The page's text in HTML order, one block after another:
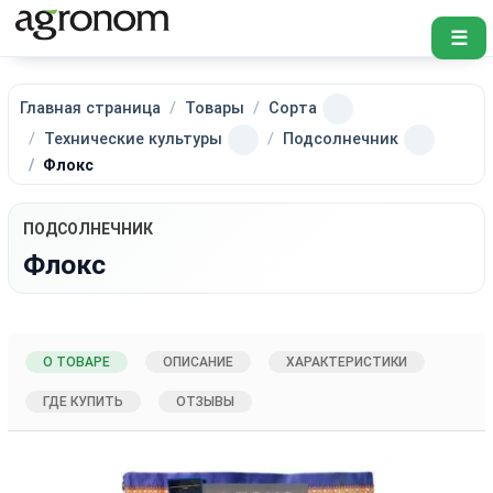
☰
Главная страница Товары
Сорта
Технические культуры
Подсолнечник
Флокс
ПОДСОЛНЕЧНИК
Флокс
О ТОВАРЕ ОПИСАНИЕ ХАРАКТЕРИСТИКИ
ГДЕ КУПИТЬ ОТЗЫВЫ